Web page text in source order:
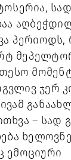
პერიოდს,
ჯერ
– სად
ემოციური